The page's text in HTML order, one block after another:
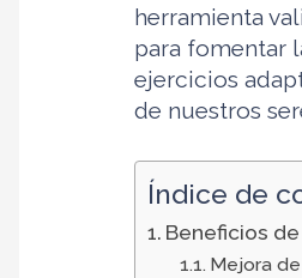
herramienta
para fomentar
ejercicios
de nuestros
Índice de
Beneficios
Mejora